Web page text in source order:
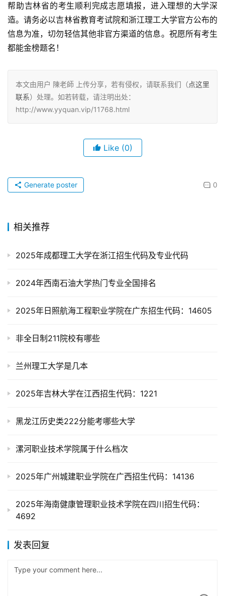
帮助吉林省的考生顺利完成志愿填报，进入理想的大学深
造。请务必以吉林省教育考试院和浙江理工大学官方公布的
信息为准，切勿轻信其他非官方渠道的信息。祝愿所有考生
都能金榜题名！
本文由用户 陳老師 上传分享，若有侵权，请联系我们（点这里
联系）处理。如若转载，请注明出处：
http://www.yyquan.vip/11768.html
Like (0)
0
Generate poster
相关推荐
2025年成都理工大学在浙江招生代码及专业代码
2024年西南石油大学热门专业全国排名
2025年日照航海工程职业学院在广东招生代码：14605
非全日制211院校有哪些
兰州理工大学是几本
2025年吉林大学在江西招生代码：1221
黑龙江历史类222分能考哪些大学
漯河职业技术学院属于什么档次
2025年广州城建职业学院在广西招生代码：14136
2025年海南健康管理职业技术学院在四川招生代码：
4692
发表回复